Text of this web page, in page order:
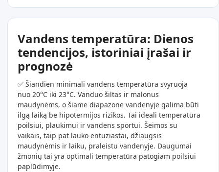
Vandens temperatūra: Dienos
tendencijos, istoriniai įrašai ir
prognozė
✅ Šiandien minimali vandens temperatūra svyruoja
nuo 20°C iki 23°C. Vanduo šiltas ir malonus
maudynėms, o šiame diapazone vandenyje galima būti
ilgą laiką be hipotermijos rizikos. Tai ideali temperatūra
poilsiui, plaukimui ir vandens sportui. Šeimos su
vaikais, taip pat lauko entuziastai, džiaugsis
maudynėmis ir laiku, praleistu vandenyje. Daugumai
žmonių tai yra optimali temperatūra patogiam poilsiui
paplūdimyje.